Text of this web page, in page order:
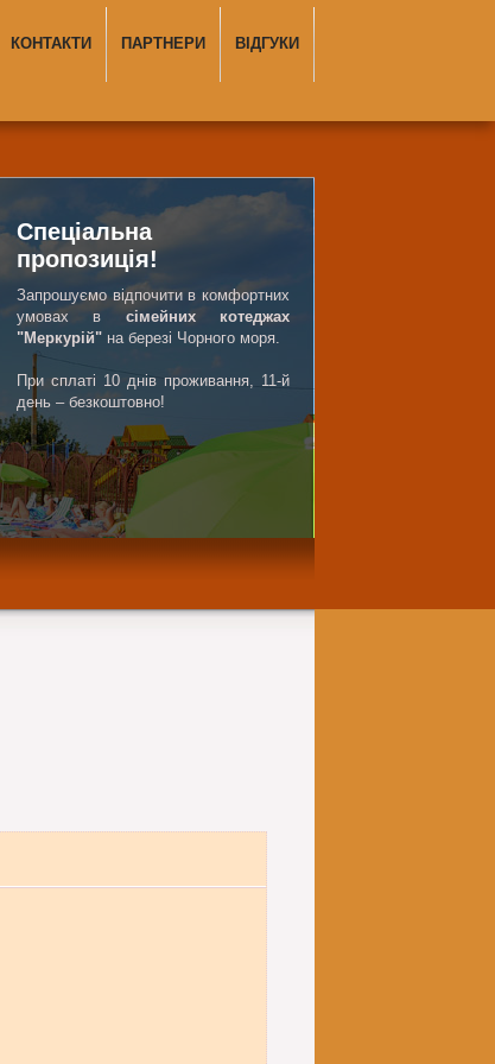
КОНТАКТИ ПАРТНЕРИ ВІДГУКИ
Спеціальна
пропозиція!
Запрошуємо відпочити в комфортних
умовах в сімейних котеджах
"Меркурій" на березі Чорного моря.
При сплаті 10 днів проживання, 11-й
день – безкоштовно!